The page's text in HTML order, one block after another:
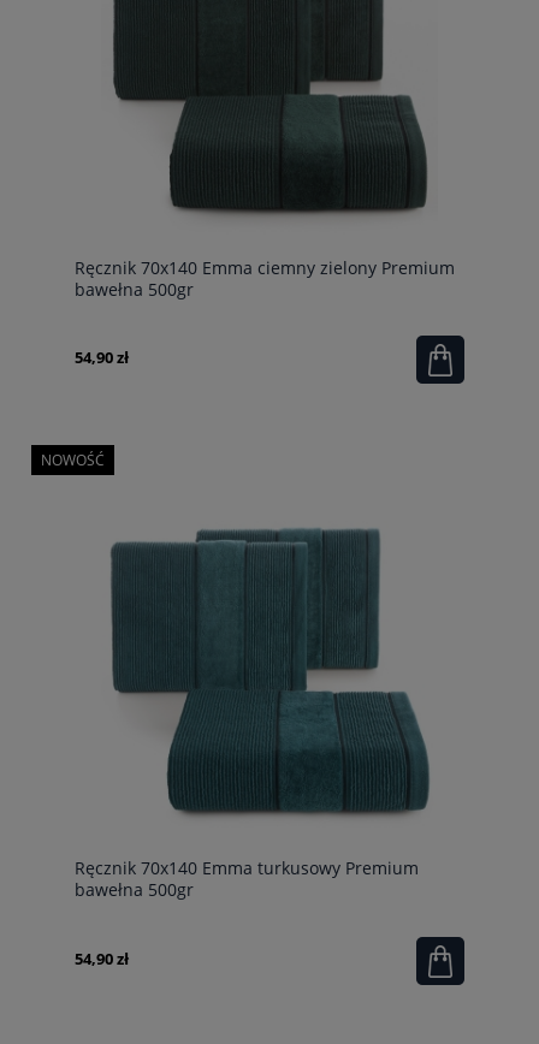
Ręcznik 70x140 Emma ciemny zielony Premium
bawełna 500gr
54,90 zł
Ręcznik 70x140 Emma turkusowy Premium
bawełna 500gr
54,90 zł
NOWOŚĆ